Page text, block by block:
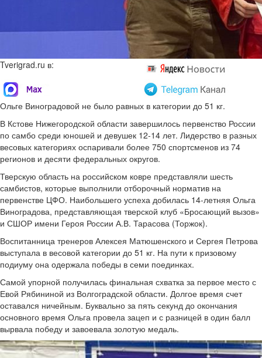
Tverigrad.ru в:
Ольге Виноградовой не было равных в категории до 51 кг.
В Кстове Нижегородской области завершилось первенство России
по самбо среди юношей и девушек 12-14 лет. Лидерство в разных
весовых категориях оспаривали более 750 спортсменов из 74
регионов и десяти федеральных округов.
Тверскую область на российском ковре представляли шесть
самбистов, которые выполнили отборочный норматив на
первенстве ЦФО. Наибольшего успеха добилась 14-летняя Ольга
Виноградова, представляющая тверской клуб «Бросающий вызов»
и СШОР имени Героя России А.В. Тарасова (Торжок).
Воспитанница тренеров Алексея Матюшенского и Сергея Петрова
выступала в весовой категории до 51 кг. На пути к призовому
подиуму она одержала победы в семи поединках.
Самой упорной получилась финальная схватка за первое место с
Евой Рябининой из Волгоградской области. Долгое время счет
оставался ничейным. Буквально за пять секунд до окончания
основного время Ольга провела зацеп и с разницей в один балл
вырвала победу и завоевала золотую медаль.